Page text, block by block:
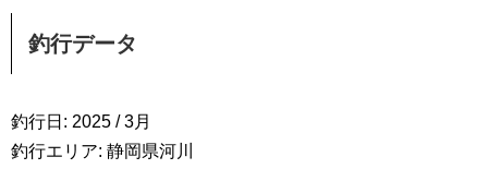
釣行データ
釣行日: 2025 / 3月
釣行エリア: 静岡県河川